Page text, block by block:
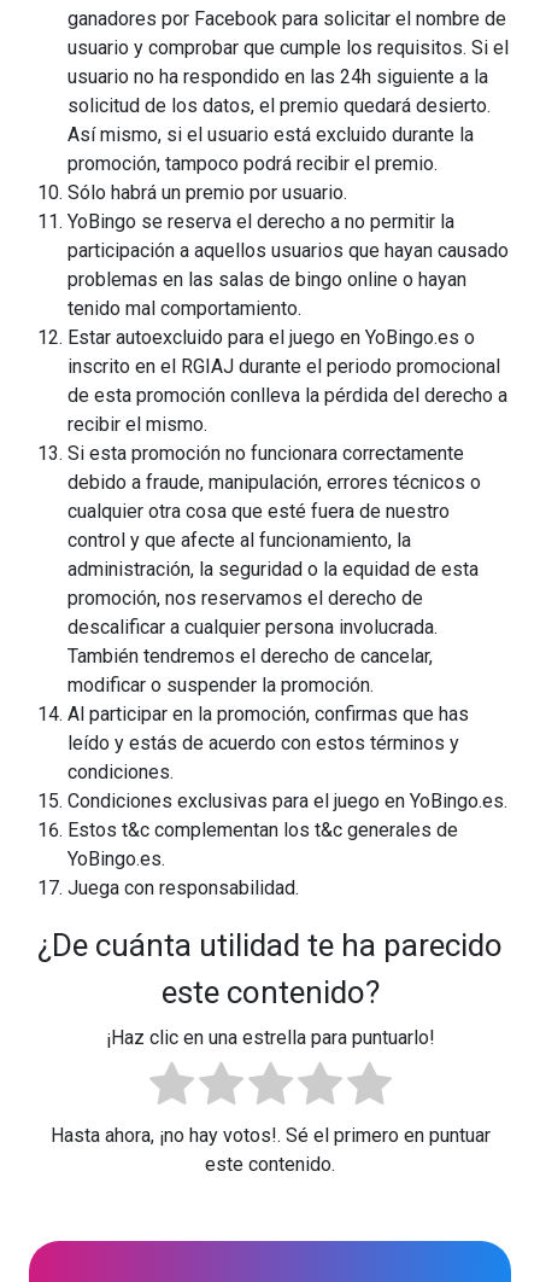
ganadores por Facebook para solicitar el nombre de
usuario y comprobar que cumple los requisitos. Si el
usuario no ha respondido en las 24h siguiente a la
solicitud de los datos, el premio quedará desierto.
Así mismo, si el usuario está excluido durante la
promoción, tampoco podrá recibir el premio.
Sólo habrá un premio por usuario.
YoBingo se reserva el derecho a no permitir la
participación a aquellos usuarios que hayan causado
problemas en las salas de bingo online o hayan
tenido mal comportamiento.
Estar autoexcluido para el juego en YoBingo.es o
inscrito en el RGIAJ durante el periodo promocional
de esta promoción conlleva la pérdida del derecho a
recibir el mismo.
Si esta promoción no funcionara correctamente
debido a fraude, manipulación, errores técnicos o
cualquier otra cosa que esté fuera de nuestro
control y que afecte al funcionamiento, la
administración, la seguridad o la equidad de esta
promoción, nos reservamos el derecho de
descalificar a cualquier persona involucrada.
También tendremos el derecho de cancelar,
modificar o suspender la promoción.
Al participar en la promoción, confirmas que has
leído y estás de acuerdo con estos términos y
condiciones.
Condiciones exclusivas para el juego en YoBingo.es.
Estos t&c complementan los t&c generales de
YoBingo.es.
Juega con responsabilidad.
¿De cuánta utilidad te ha parecido
este contenido?
¡Haz clic en una estrella para puntuarlo!
Hasta ahora, ¡no hay votos!. Sé el primero en puntuar
este contenido.